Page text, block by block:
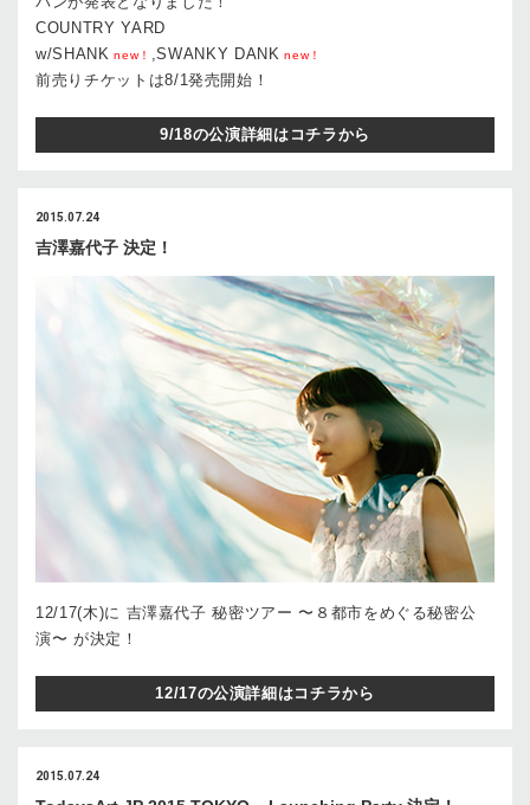
COUNTRY YARD
w/SHANK new！ ,SWANKY DANK new！
前売りチケットは8/1発売開始！
9/18の公演詳細はコチラから
2015.07.24
吉澤嘉代子 決定！
12/17(木)に 吉澤嘉代子 秘密ツアー 〜８都市をめぐる秘密公
演〜 が決定！
12/17の公演詳細はコチラから
2015.07.24